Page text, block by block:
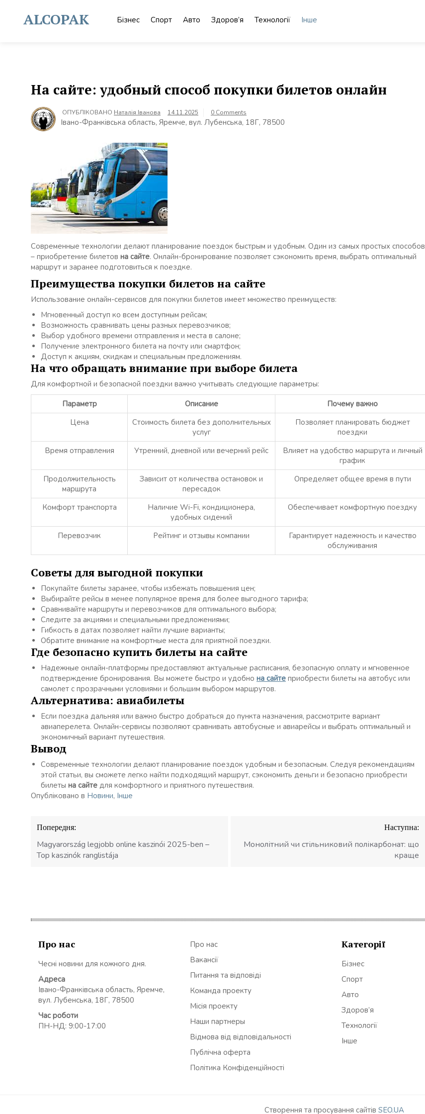
contentALCOPAK Бізнес Спорт Авто Здоров’я Технології Інше
На сайте: удобный способ покупки билетов онлайн
ОПУБЛІКОВАНО Наталія Іванова 14.11.2025 0 Comments
Івано-Франківська область, Яремче, вул. Лубенська, 18Г, 78500
Современные технологии делают планирование поездок быстрым и удобным. Один из самых простых способов
– приобретение билетов на сайте. Онлайн-бронирование позволяет сэкономить время, выбрать оптимальный
маршрут и заранее подготовиться к поездке.
Преимущества покупки билетов на сайте
Использование онлайн-сервисов для покупки билетов имеет множество преимуществ:
Мгновенный доступ ко всем доступным рейсам;
Возможность сравнивать цены разных перевозчиков;
Выбор удобного времени отправления и места в салоне;
Получение электронного билета на почту или смартфон;
Доступ к акциям, скидкам и специальным предложениям.
На что обращать внимание при выборе билета
Для комфортной и безопасной поездки важно учитывать следующие параметры:
Параметр
Описание
Почему важно
Цена
Стоимость билета без дополнительных
услуг
Позволяет планировать бюджет
поездки
Время отправления
Утренний, дневной или вечерний рейс
Влияет на удобство маршрута и личный
график
Продолжительность
маршрута
Зависит от количества остановок и
пересадок
Определяет общее время в пути
Комфорт транспорта
Наличие Wi-Fi, кондиционера,
удобных сидений
Обеспечивает комфортную поездку
Перевозчик Рейтинг и отзывы компании
Гарантирует надежность и качество
обслуживания
Советы для выгодной покупки
Покупайте билеты заранее, чтобы избежать повышения цен;
Выбирайте рейсы в менее популярное время для более выгодного тарифа;
Сравнивайте маршруты и перевозчиков для оптимального выбора;
Следите за акциями и специальными предложениями;
Гибкость в датах позволяет найти лучшие варианты;
Обратите внимание на комфортные места для приятной поездки.
Где безопасно купить билеты на сайте
Надежные онлайн-платформы предоставляют актуальные расписания, безопасную оплату и мгновенное
подтверждение бронирования. Вы можете быстро и удобно на сайте приобрести билеты на автобус или
самолет с прозрачными условиями и большим выбором маршрутов.
Альтернатива: авиабилеты
Если поездка дальняя или важно быстро добраться до пункта назначения, рассмотрите вариант
авиаперелета. Онлайн-сервисы позволяют сравнивать автобусные и авиарейсы и выбрать оптимальный и
экономичный вариант путешествия.
Вывод
Современные технологии делают планирование поездок удобным и безопасным. Следуя рекомендациям
этой статьи, вы сможете легко найти подходящий маршрут, сэкономить деньги и безопасно приобрести
билеты на сайте для комфортного и приятного путешествия.
Опубліковано в Новини, Інше
Навігація
записів
Попередня:
Magyarország legjobb online kaszinói 2025-ben –
Top kaszinók ranglistája
Наступна:
Монолітний чи стільниковий полікарбонат: що
краще
Про нас
Чесні новини для кожного дня.
Адреса
Івано-Франківська область, Яремче,
вул. Лубенська, 18Г, 78500
Час роботи
ПН-НД: 9:00-17:00
Про нас
Вакансії
Питання та відповіді
Команда проекту
Місія проекту
Наши партнеры
Відмова від відповідальності
Публічна оферта
Політика Конфіденційності
Категорії
Бізнес
Спорт
Авто
Здоров’я
Технології
Інше
Створення та просування сайтів SEO.UA